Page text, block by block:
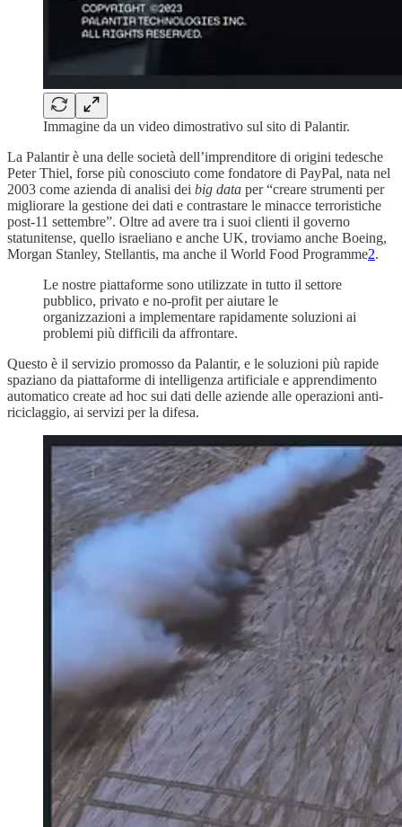
Immagine da un video dimostrativo sul sito di Palantir.
La Palantir è una delle società dell’imprenditore di origini tedesche
Peter Thiel, forse più conosciuto come fondatore di PayPal, nata nel
2003 come azienda di analisi dei big data per “creare strumenti per
migliorare la gestione dei dati e contrastare le minacce terroristiche
post-11 settembre”. Oltre ad avere tra i suoi clienti il governo
statunitense, quello israeliano e anche UK, troviamo anche Boeing,
Morgan Stanley, Stellantis, ma anche il World Food Programme2.
Le nostre piattaforme sono utilizzate in tutto il settore
pubblico, privato e no-profit per aiutare le
organizzazioni a implementare rapidamente soluzioni ai
problemi più difficili da affrontare.
Questo è il servizio promosso da Palantir, e le soluzioni più rapide
spaziano da piattaforme di intelligenza artificiale e apprendimento
automatico create ad hoc sui dati delle aziende alle operazioni anti-
riciclaggio, ai servizi per la difesa.